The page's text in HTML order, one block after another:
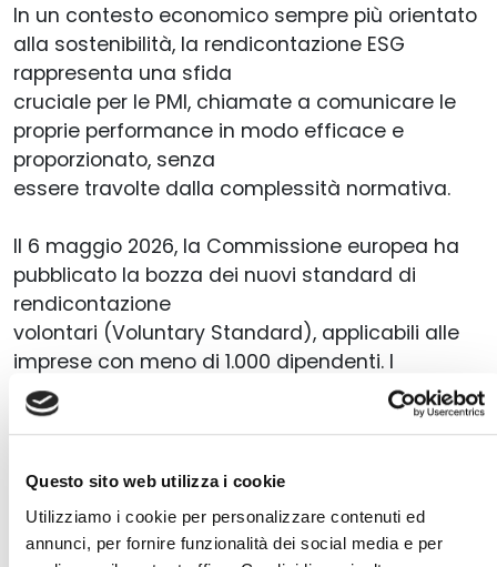
Questo sito web utilizza i cookie
Utilizziamo i cookie per personalizzare contenuti ed
annunci, per fornire funzionalità dei social media e per
In un contesto economico sempre più orientato
alla sostenibilità, la rendicontazione ESG
rappresenta una sfida
cruciale per le PMI, chiamate a comunicare le
proprie performance in modo efficace e
proporzionato, senza
essere travolte dalla complessità normativa.
Il 6 maggio 2026, la Commissione europea ha
pubblicato la bozza dei nuovi standard di
rendicontazione
volontari (Voluntary Standard), applicabili alle
imprese con meno di 1.000 dipendenti. I
Voluntary Standard
rappresentano un’importante opportunità per le
semplificato nella
misurazione, gestione e comunicazione delle
performance di sostenibilità, pensato per le